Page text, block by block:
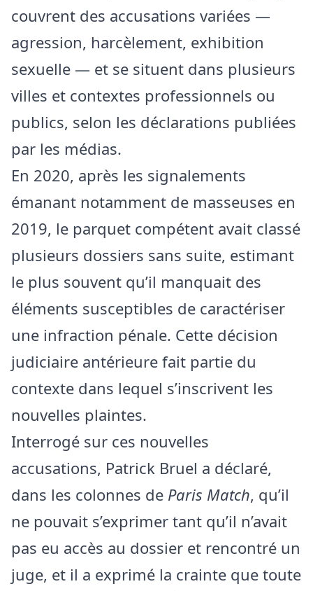
couvrent des accusations variées —
agression, harcèlement, exhibition
sexuelle — et se situent dans plusieurs
villes et contextes professionnels ou
publics, selon les déclarations publiées
par les médias.
En 2020, après les signalements
émanant notamment de masseuses en
2019, le parquet compétent avait classé
plusieurs dossiers sans suite, estimant
le plus souvent qu’il manquait des
éléments susceptibles de caractériser
une infraction pénale. Cette décision
judiciaire antérieure fait partie du
contexte dans lequel s’inscrivent les
nouvelles plaintes.
Interrogé sur ces nouvelles
accusations, Patrick Bruel a déclaré,
dans les colonnes de Paris Match, qu’il
ne pouvait s’exprimer tant qu’il n’avait
pas eu accès au dossier et rencontré un
juge, et il a exprimé la crainte que toute